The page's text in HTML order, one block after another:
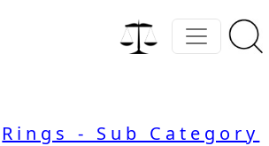
Rings - Sub Category